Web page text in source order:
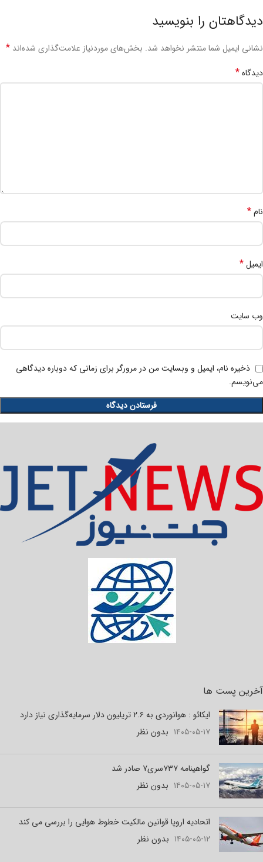
دیدگاهتان را بنویسید
نشانی ایمیل شما منتشر نخواهد شد. بخش‌های موردنیاز علامت‌گذاری شده‌اند *
دیدگاه*
نام*
ایمیل*
وب‌ سایت
ذخیره نام، ایمیل و وبسایت من در مرورگر برای زمانی که دوباره دیدگاهی
می‌نویسم.
آخرین پست ها
ایکائو : هوانوردی به ۲.۶ تریلیون دلار سرمایه‌گذاری نیاز دارد
۱۴۰۵-۰۵-۱۷ بدون نظر
گواهینامه ۷۳۷سری۷ صادر شد
۱۴۰۵-۰۵-۱۷ بدون نظر
اتحادیه اروپا قوانین مالکیت خطوط هوایی را بررسی می کند
۱۴۰۵-۰۵-۱۲ بدون نظر